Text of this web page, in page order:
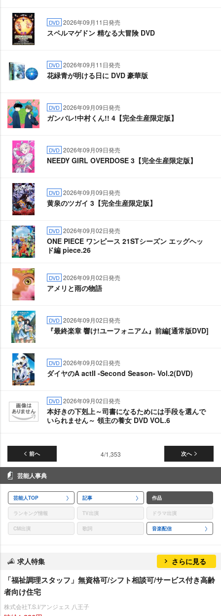
DVD 2026年09月11日発売
スペルマゲドン 精なる大冒険 DVD
DVD 2026年09月11日発売
花緑青が明ける日に DVD 豪華版
DVD 2026年09月09日発売
ガンバレ!中村くん!! 4【完全生産限定版】
DVD 2026年09月09日発売
NEEDY GIRL OVERDOSE 3【完全生産限定版】
DVD 2026年09月09日発売
黄泉のツガイ 3【完全生産限定版】
DVD 2026年09月02日発売
ONE PIECE ワンピース 21STシーズン エッグヘッ
ド編 piece.26
DVD 2026年09月02日発売
アメリと雨の物語
DVD 2026年09月02日発売
『最終楽章 響け!ユーフォニアム』前編[通常版DVD]
DVD 2026年09月02日発売
ダイヤのA actII -Second Season- Vol.2(DVD)
DVD 2026年09月02日発売
本好きの下剋上～司書になるためには手段を選んで
いられません～ 領主の養女 DVD VOL.6
前へ 次へ
4/1,353
芸能人事典
芸能人TOP 記事 作品
ランキング情報 TV出演 ドラマ出演
CM出演 歌詞 音楽配信
求人特集 さらに見る
「福祉調理スタッフ」無資格可/シフト相談可/サービス付き高齢
者向け住宅
株式会社T.S.I/アンジェス 八王子